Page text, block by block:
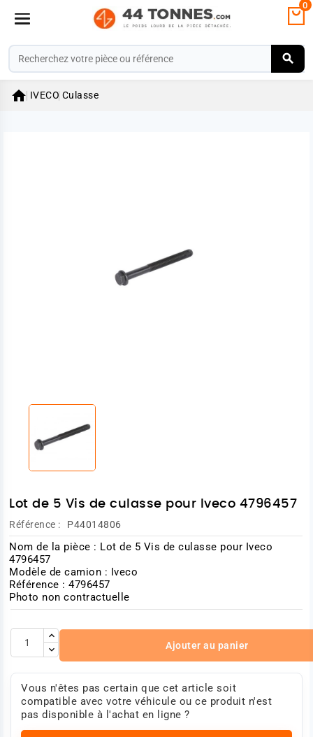
0
 IVECO Culasse
Lot de 5 Vis de culasse pour Iveco 4796457
Référence : P44014806
Nom de la pièce : Lot de 5 Vis de culasse pour Iveco
4796457
Modèle de camion : Iveco
Référence : 4796457
Photo non contractuelle
Ajouter au panier
Vous n'êtes pas certain que cet article soit
compatible avec votre véhicule ou ce produit n'est
pas disponible à l'achat en ligne ?